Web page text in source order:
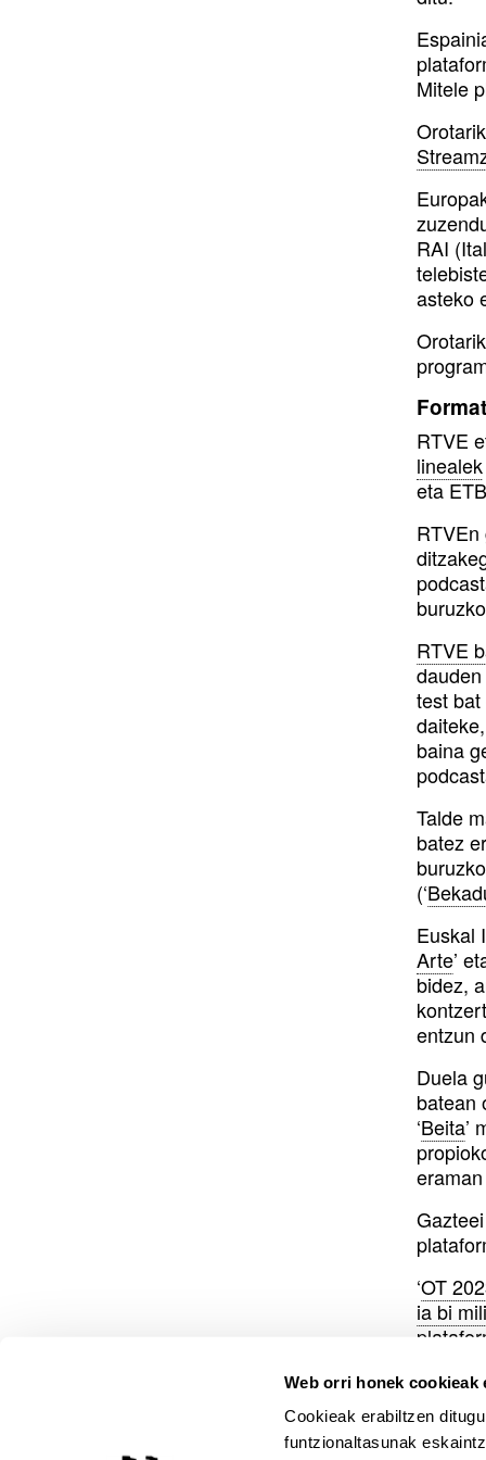
Web orri honek cookieak
Cookieak erabiltzen
funtzionaltasunak
Mitele
RAI
asteko
RTVE
linealek
eta
RTVE
test
baina
Talde
batez
(‘
Euskal
Arte’
bidez,
entzun
Duela
batean
‘Beita’
‘OT
ia bi
iritsi
Hortaz,